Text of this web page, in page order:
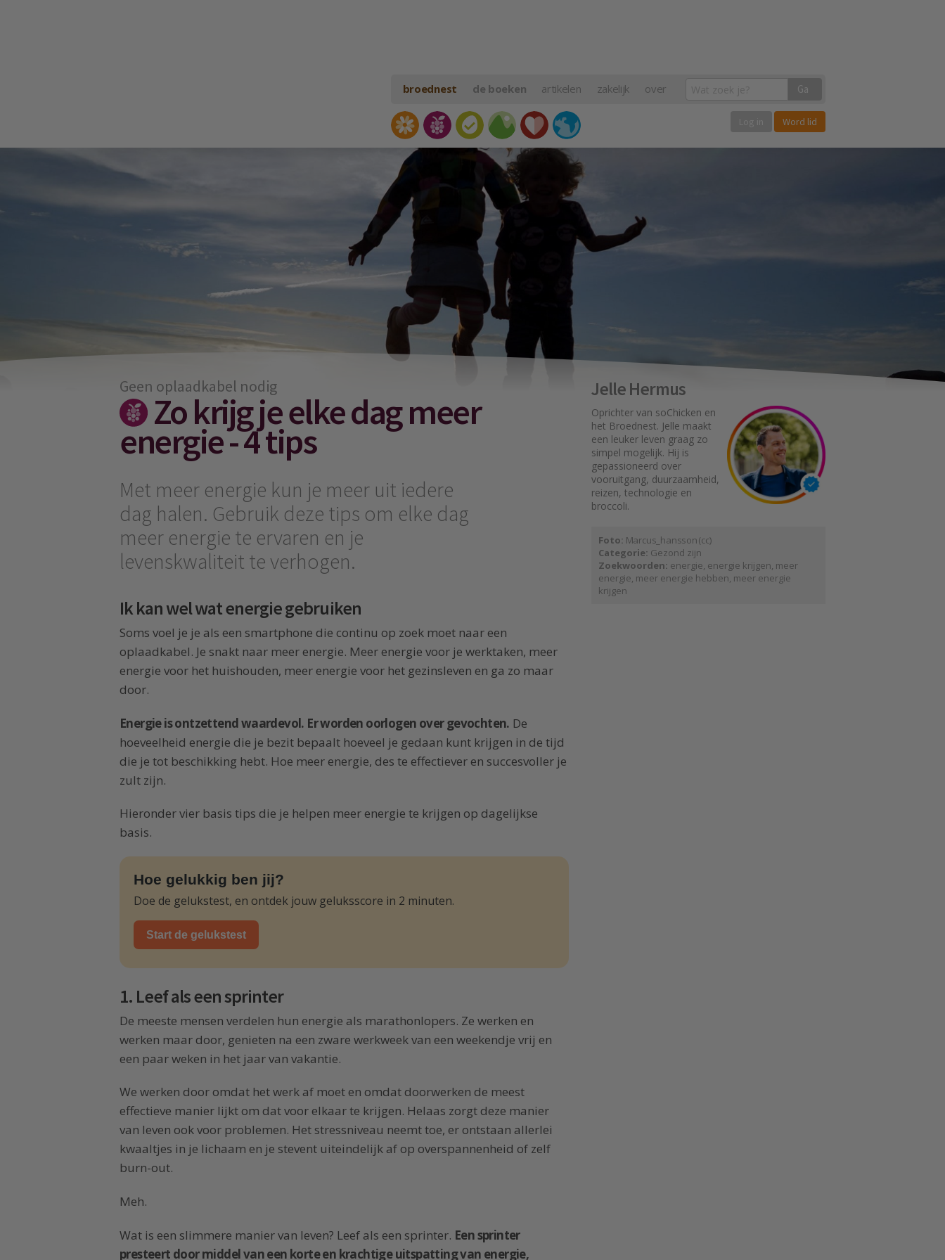
broednest de boeken artikelen zakelijk over Ga
Word lid
Geen oplaadkabel nodig
Zo krijg je elke dag meer
energie - 4 tips
Met meer energie kun je meer uit iedere
dag halen. Gebruik deze tips om elke dag
meer energie te ervaren en je
levenskwaliteit te verhogen.
Ik kan wel wat energie gebruiken
Soms voel je je als een smartphone die continu op zoek moet naar een
oplaadkabel. Je snakt naar meer energie. Meer energie voor je werktaken, meer
energie voor het huishouden, meer energie voor het gezinsleven en ga zo maar
door.
Energie is ontzettend waardevol. Er worden oorlogen over gevochten. De
hoeveelheid energie die je bezit bepaalt hoeveel je gedaan kunt krijgen in de tijd
die je tot beschikking hebt. Hoe meer energie, des te effectiever en succesvoller je
zult zijn.
Hieronder vier basis tips die je helpen meer energie te krijgen op dagelijkse
basis.
Hoe gelukkig ben jij?
Doe de gelukstest, en ontdek jouw geluksscore in 2 minuten.
Start de gelukstest
1. Leef als een sprinter
De meeste mensen verdelen hun energie als marathonlopers. Ze werken en
werken maar door, genieten na een zware werkweek van een weekendje vrij en
een paar weken in het jaar van vakantie.
We werken door omdat het werk af moet en omdat doorwerken de meest
effectieve manier lijkt om dat voor elkaar te krijgen. Helaas zorgt deze manier
van leven ook voor problemen. Het stressniveau neemt toe, er ontstaan allerlei
kwaaltjes in je lichaam en je stevent uiteindelijk af op overspannenheid of zelf
burn-out.
Meh.
Wat is een slimmere manier van leven? Leef als een sprinter. Een sprinter
presteert door middel van een korte en krachtige uitspatting van energie,
Jelle Hermus
Oprichter van soChicken en
het Broednest. Jelle maakt
een leuker leven graag zo
simpel mogelijk. Hij is
gepassioneerd over
vooruitgang, duurzaamheid,
reizen, technologie en
broccoli.
Foto: M a r c u s _ h a n s s o n(cc)
Categorie: Gezond zijn
Zoekwoorden: energie, energie krijgen, meer
energie, meer energie hebben, meer energie
krijgen